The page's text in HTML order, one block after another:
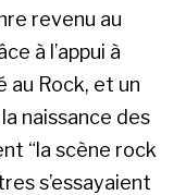
revenu au
à l’appui à
au Rock, et un
naissance des
“la scène rock
s’essayaient